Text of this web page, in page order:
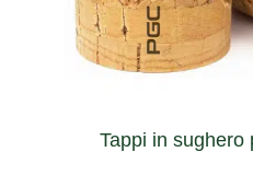
Tappi in sughero